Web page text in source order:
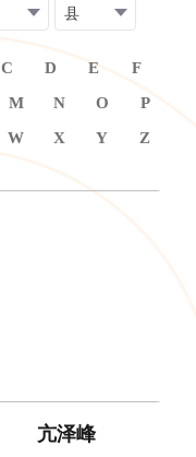
县
C D E
F
M N O
P
W X Y Z
亢泽峰